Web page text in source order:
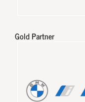
Gold Partner